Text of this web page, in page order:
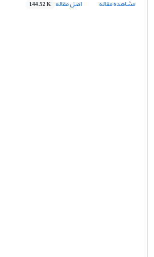
مشاهده مقاله
اصل مقاله 144.52 K